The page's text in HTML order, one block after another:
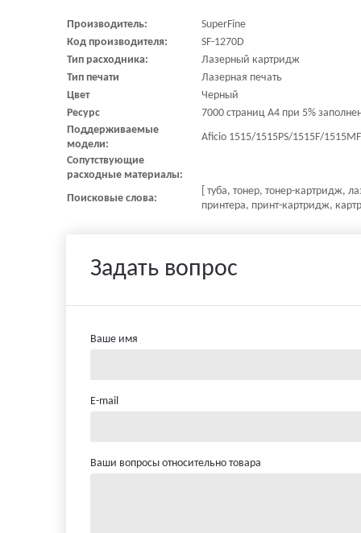
Производитель:
SuperFine
Код производителя:
SF-1270D
Тип расходника:
Лазерный картридж
Тип печати
Лазерная печать
Цвет
Черный
Ресурс
7000 страниц A4 при 5%
Поддерживаемые
модели:
Aficio 1515/1515PS/1515F/
Сопутствующие
расходные материалы:
Поисковые слова:
[ туба, тонер, тонер-картридж,
принтера, принт-картридж,
Задать вопрос
Ваше имя
E-mail
Ваши вопросы относительно товара